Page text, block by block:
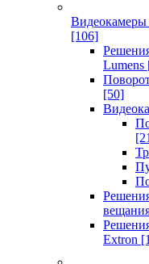
Видеокамеры
[106]
Lumens
[50]
Extron